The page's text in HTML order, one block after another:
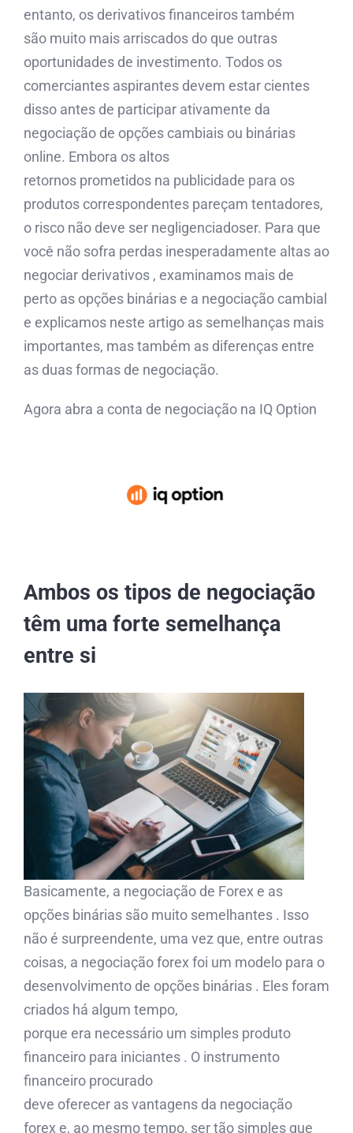
entanto, os derivativos financeiros também
são muito mais arriscados do que outras
oportunidades de investimento. Todos os
comerciantes aspirantes devem estar cientes
disso antes de participar ativamente da
negociação de opções cambiais ou binárias
online. Embora os altos
retornos prometidos na publicidade para os
produtos correspondentes pareçam tentadores,
o risco não deve ser negligenciadoser. Para que
você não sofra perdas inesperadamente altas ao
negociar derivativos , examinamos mais de
perto as opções binárias e a negociação cambial
e explicamos neste artigo as semelhanças mais
importantes, mas também as diferenças entre
as duas formas de negociação.
Agora abra a conta de negociação na IQ Option
Ambos os tipos de negociação
têm uma forte semelhança
entre si
Basicamente, a negociação de Forex e as
opções binárias são muito semelhantes . Isso
não é surpreendente, uma vez que, entre outras
coisas, a negociação forex foi um modelo para o
desenvolvimento de opções binárias . Eles foram
criados há algum tempo,
porque era necessário um simples produto
financeiro para iniciantes . O instrumento
financeiro procurado
deve oferecer as vantagens da negociação
forex e, ao mesmo tempo, ser tão simples que